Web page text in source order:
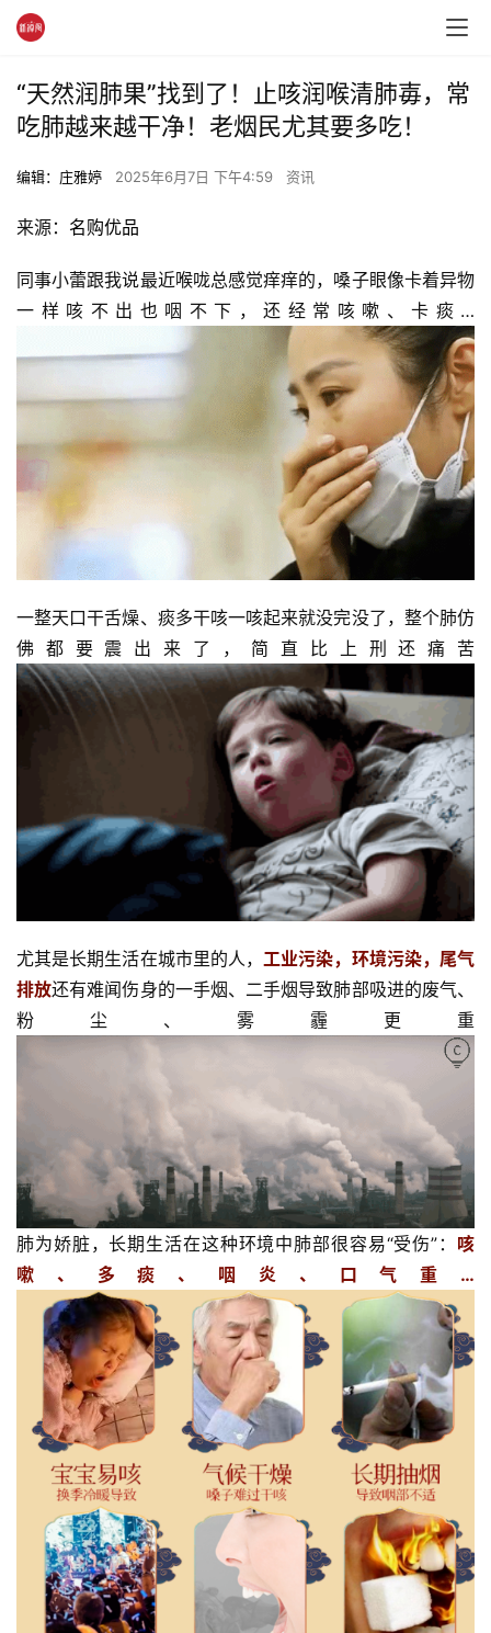
“天然润肺果”找到了！止咳润喉清肺毐，常
吃肺越来越干净！老烟民尤其要多吃！
编辑：庄雅婷 2025年6月7日 下午4:59 资讯
来源： 名购优品
同事小蕾跟我说最近喉咙总感觉痒痒的，嗓子眼像卡着异物
一样咳不出也咽不下，还经常咳嗽、卡痰…
一整天口干舌燥、痰多干咳一咳起来就没完没了，整个肺仿
佛都要震出来了，简直比上刑还痛苦
尤其是长期生活在城市里的人，工业污染，环境污染，尾气
排放还有难闻伤身的一手烟、二手烟导致肺部吸进的废气、
粉尘、雾霾更重
肺为娇脏，长期生活在这种环境中肺部很容易“受伤”： 咳
嗽、多痰、咽炎、口气重…